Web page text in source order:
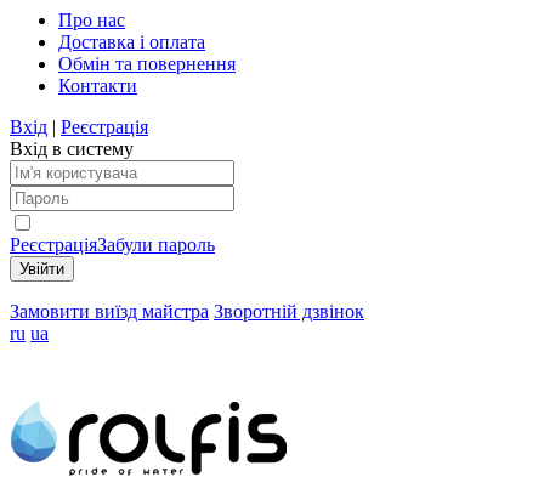
Про нас
Доставка і оплата
Обмін та повернення
Контакти
Вхід | Реєстрація
Вхід в систему
РеєстраціяЗабули пароль
Замовити виїзд майстра Зворотній дзвінок
ru ua